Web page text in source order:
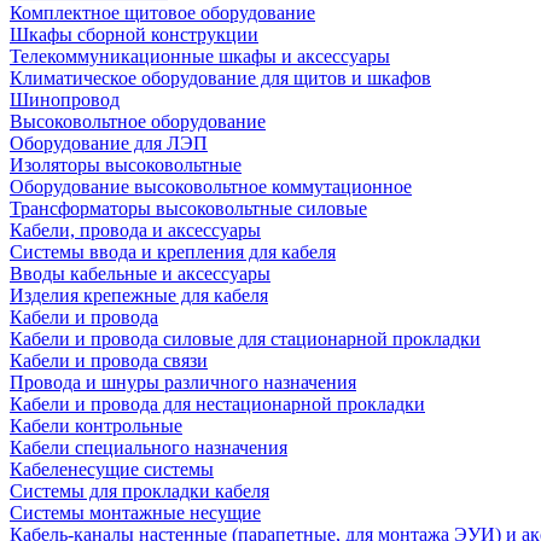
Комплектное щитовое оборудование
Шкафы сборной конструкции
Телекоммуникационные шкафы и аксессуары
Климатическое оборудование для щитов и шкафов
Шинопровод
Высоковольтное оборудование
Оборудование для ЛЭП
Изоляторы высоковольтные
Оборудование высоковольтное коммутационное
Трансформаторы высоковольтные силовые
Кабели, провода и аксессуары
Системы ввода и крепления для кабеля
Вводы кабельные и аксессуары
Изделия крепежные для кабеля
Кабели и провода
Кабели и провода силовые для стационарной прокладки
Кабели и провода связи
Провода и шнуры различного назначения
Кабели и провода для нестационарной прокладки
Кабели контрольные
Кабели специального назначения
Кабеленесущие системы
Системы для прокладки кабеля
Системы монтажные несущие
Кабель-каналы настенные (парапетные, для монтажа ЭУИ) и